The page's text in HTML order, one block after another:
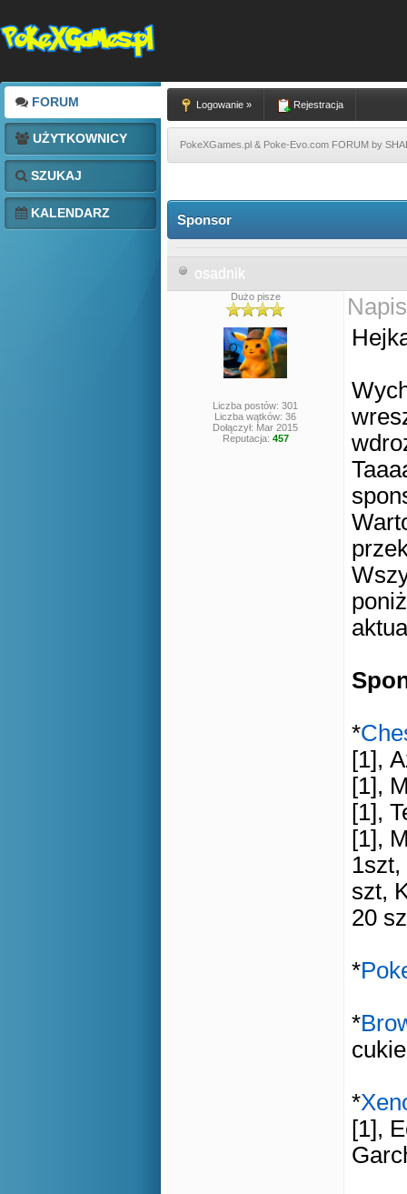
FORUM
UŻYTKOWNICY
SZUKAJ
KALENDARZ
Logowanie » Rejestracja
PokeXGames.pl & Poke-Evo.com FORUM by
Sponsor
osadnik
Dużo pisze
Liczba postów: 301
Liczba wątków: 36
Dołączył: Mar 2015
Reputacja: 457
*
[1],
[1],
[1],
[1],
szt,
20
*
*
*
[1],